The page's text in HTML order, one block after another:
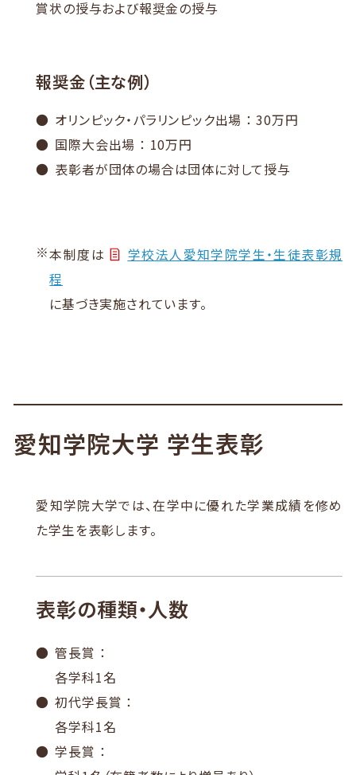
賞状の授与および報奨金の授与
報奨金（主な例）
オリンピック・パラリンピック出場 ： 30万円
国際大会出場 ： 10万円
表彰者が団体の場合は団体に対して授与
※本制度は
学校法人愛知学院学生・生徒表彰規
程
に基づき実施されています。
愛知学院大学 学生表彰
愛知学院大学では、在学中に優れた学業成績を修め
た学生を表彰します。
表彰の種類・人数
管長賞 ：
各学科1名
初代学長賞 ：
各学科1名
学長賞 ：